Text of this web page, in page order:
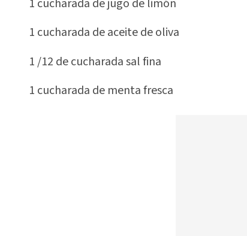
1 cucharada de jugo de limón
1 cucharada de aceite de oliva
1 /12 de cucharada sal fina
1 cucharada de menta fresca